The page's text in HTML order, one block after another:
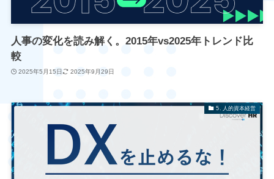
人事の変化を読み解く。2015年vs2025年トレンド比
較
2025年5月15日 2025年9月29日
5. 人的資本経営